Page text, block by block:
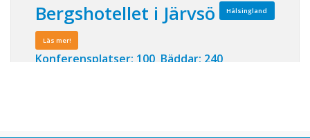
Hälsingland
Bergshotellet i Järvsö
Läs mer!
Konferensplatser: 100 Bäddar: 240